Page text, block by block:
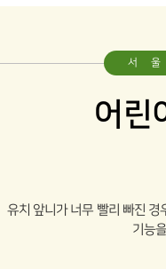
서
어린
유치 앞니가 너무 빨리 빠진 경
기능